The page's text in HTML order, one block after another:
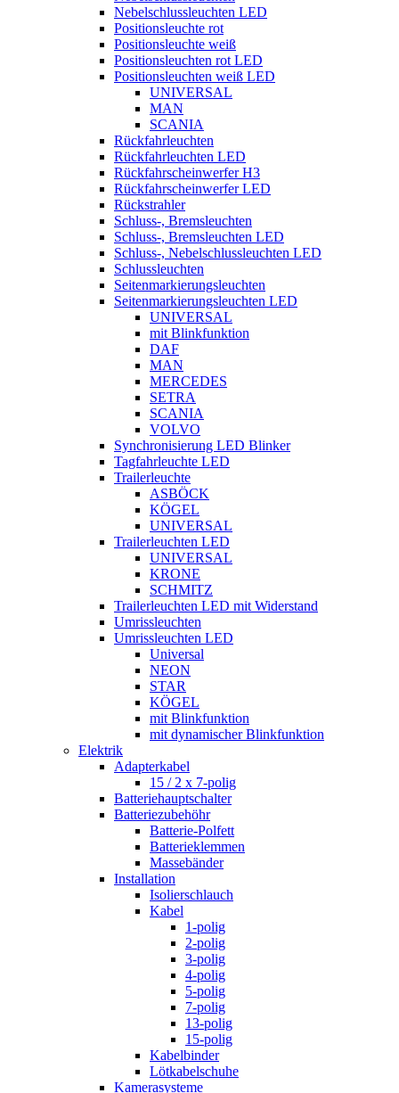
Nebelschlussleuchten LED
Positionsleuchte rot
Positionsleuchte weiß
Positionsleuchten rot LED
Positionsleuchten weiß LED
UNIVERSAL
MAN
SCANIA
Rückfahrleuchten
Rückfahrleuchten LED
Rückfahrscheinwerfer H3
Rückfahrscheinwerfer LED
Rückstrahler
Schluss-, Bremsleuchten
Schluss-, Bremsleuchten LED
Schluss-, Nebelschlussleuchten LED
Schlussleuchten
Seitenmarkierungsleuchten
Seitenmarkierungsleuchten LED
UNIVERSAL
mit Blinkfunktion
DAF
MAN
MERCEDES
SETRA
SCANIA
VOLVO
Synchronisierung LED Blinker
Tagfahrleuchte LED
Trailerleuchte
ASBÖCK
KÖGEL
UNIVERSAL
Trailerleuchten LED
UNIVERSAL
KRONE
SCHMITZ
Trailerleuchten LED mit Widerstand
Umrissleuchten
Umrissleuchten LED
Universal
NEON
STAR
KÖGEL
mit Blinkfunktion
mit dynamischer Blinkfunktion
Elektrik
Adapterkabel
15 / 2 x 7-polig
Batteriehauptschalter
Batteriezubehöhr
Batterie-Polfett
Batterieklemmen
Massebänder
Installation
Isolierschlauch
Kabel
1-polig
2-polig
3-polig
4-polig
5-polig
7-polig
13-polig
15-polig
Kabelbinder
Lötkabelschuhe
Kamerasysteme